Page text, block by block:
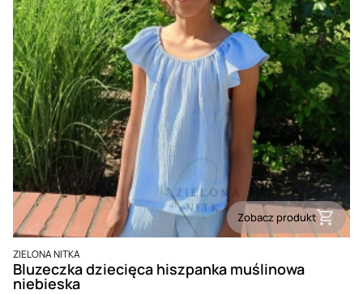
Zobacz produkt
PRODUCENT
ZIELONA NITKA
Bluzeczka dziecięca hiszpanka muślinowa
niebieska